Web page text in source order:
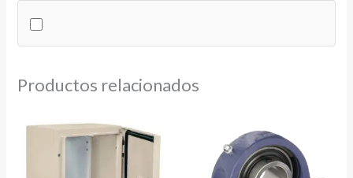
Productos relacionados